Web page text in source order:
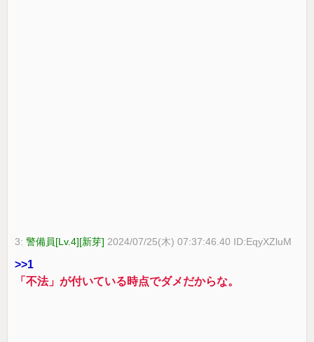
3:警備員[Lv.4][新芽] 2024/07/25(木) 07:37:46.40 ID:EqyXZluM
>>1
「不法」が付いている時点でダメだからな。